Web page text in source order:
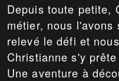
Depuis toute petite,
métier, nous
relevé le défi et
Christianne s'y
Une aventure à